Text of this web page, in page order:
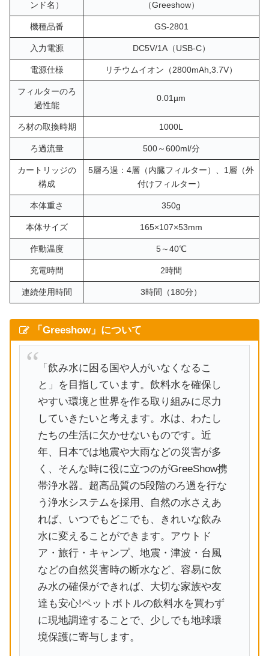
ンド名）
（Greeshow）
機種品番 GS-2801
入力電源 DC5V/1A（USB-C）
電源仕様 リチウムイオン（2800mAh,3.7V）
フィルターのろ
過性能
0.01µm
ろ材の取換時期 1000L
ろ過流量 500～600ml/分
カートリッジの
構成
5層ろ過：4層（内臓フィルター）、1層（外
付けフィルター）
本体重さ 350g
本体サイズ 165×107×53mm
作動温度 5～40℃
充電時間 2時間
連続使用時間 3時間（180分）
「Greeshow」について
「飲み水に困る国や人がいなくなるこ
と」を目指しています。飲料水を確保し
やすい環境と世界を作る取り組みに尽力
していきたいと考えます。水は、わたし
たちの生活に欠かせないものです。近
年、日本では地震や大雨などの災害が多
く、そんな時に役に立つのがGreeShow携
帯浄水器。超高品質の5段階のろ過を行な
う浄水システムを採用、自然の水さえあ
れば、いつでもどこでも、きれいな飲み
水に変えることができます。アウトド
ア・旅行・キャンプ、地震・津波・台風
などの自然災害時の断水など、容易に飲
み水の確保ができれば、大切な家族や友
達も安心!ペットボトルの飲料水を買わず
に現地調達することで、少しでも地球環
境保護に寄与します。